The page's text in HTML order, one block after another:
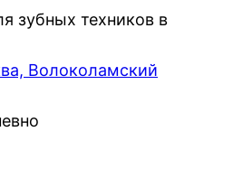
зубных техников в
Волоколамский